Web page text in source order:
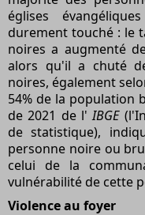
églises
durement touché : le
noires a augmenté
alors qu'il a chuté
noires, également
54% de la population
de 2021 de l'IBGE
de statistique),
personne noire ou
celui de la
vulnérabilité de cette
Violence au foyer